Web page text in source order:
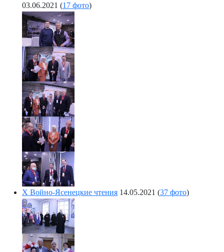
03.06.2021 (17 фото)
Х Войно-Ясенецкие чтения 14.05.2021 (37 фото)